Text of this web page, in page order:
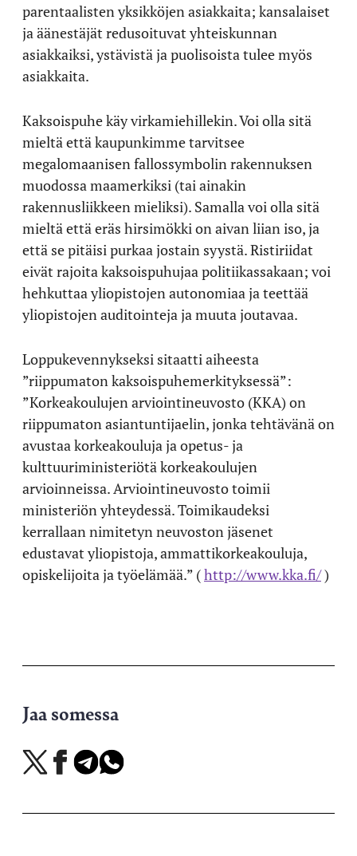
parentaalisten yksikköjen asiakkaita; kansalaiset
ja äänestäjät redusoituvat yhteiskunnan
asiakkaiksi, ystävistä ja puolisoista tulee myös
asiakkaita.
Kaksoispuhe käy virkamiehillekin. Voi olla sitä
mieltä että kaupunkimme tarvitsee
megalomaanisen fallossymbolin rakennuksen
muodossa maamerkiksi (tai ainakin
rakennusliikkeen mieliksi). Samalla voi olla sitä
mieltä että eräs hirsimökki on aivan liian iso, ja
että se pitäisi purkaa jostain syystä. Ristiriidat
eivät rajoita kaksoispuhujaa politiikassakaan; voi
hehkuttaa yliopistojen autonomiaa ja teettää
yliopistojen auditointeja ja muuta joutavaa.
Loppukevennykseksi sitaatti aiheesta
”riippumaton kaksoispuhemerkityksessä”:
”Korkeakoulujen arviointineuvosto (KKA) on
riippumaton asiantuntijaelin, jonka tehtävänä on
avustaa korkeakouluja ja opetus- ja
kulttuuriministeriötä korkeakoulujen
arvioinneissa. Arviointineuvosto toimii
ministeriön yhteydessä. Toimikaudeksi
kerrallaan nimitetyn neuvoston jäsenet
edustavat yliopistoja, ammattikorkeakouluja,
opiskelijoita ja työelämää.” (http://www.kka.fi/)
Jaa somessa
Jaa
X-
Jaa
Facebookissa
Jaa
Telegramissa
Jaa
WhatsAppissa